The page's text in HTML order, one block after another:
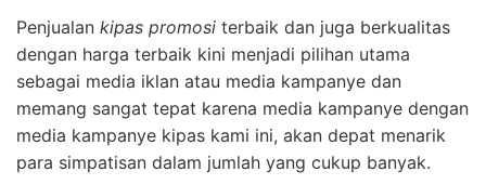
Penjualan kipas promosi terbaik dan juga berkualitas
dengan harga terbaik kini menjadi pilihan utama
sebagai media iklan atau media kampanye dan
memang sangat tepat karena media kampanye dengan
media kampanye kipas kami ini, akan depat menarik
para simpatisan dalam jumlah yang cukup banyak.